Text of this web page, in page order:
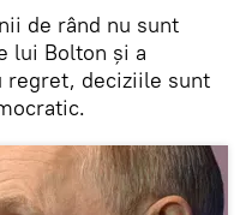
de rând nu sunt
lui Bolton și a
regret, deciziile sunt